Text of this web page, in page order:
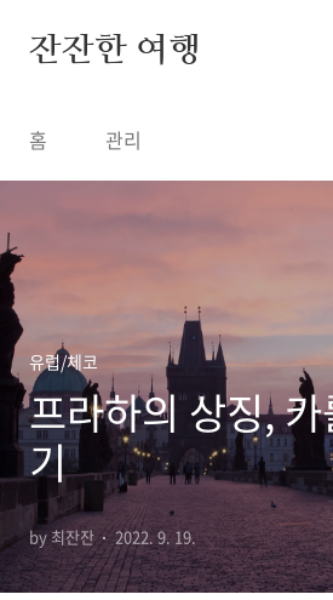
잔잔한 여행
홈 관리
유럽/체코
프라하의 상징,
기
by 최잔잔 2022. 9. 19.